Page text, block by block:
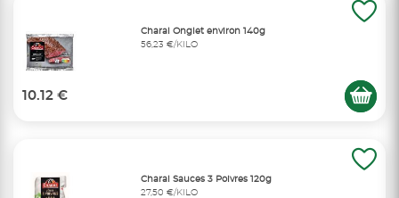
Charal Onglet environ 140g
56,23 €/KILO
10.12 €
Charal Sauces 3 Poivres 120g
27,50 €/KILO